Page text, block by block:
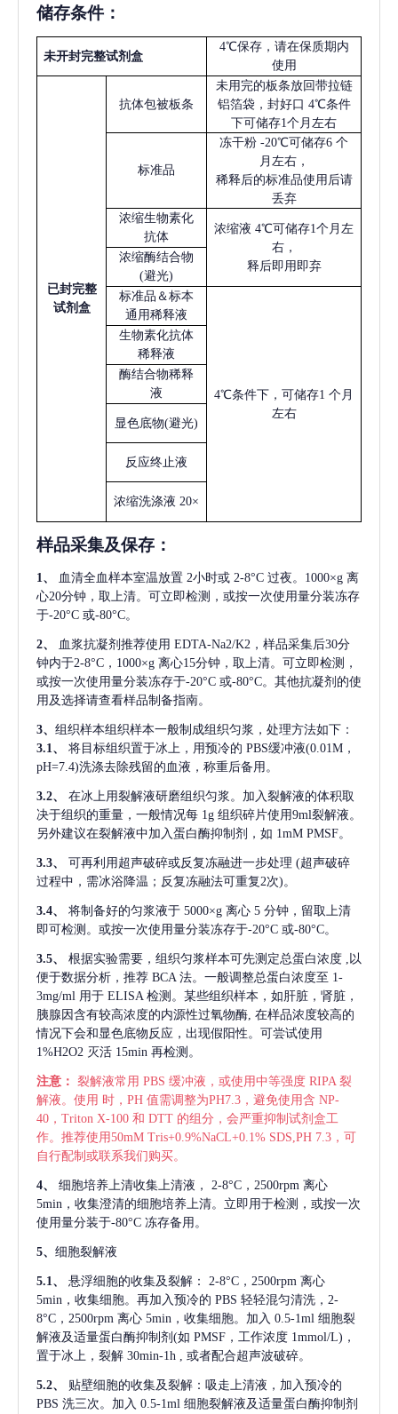
储存条件：
未开封完整试剂盒
4℃保存，请在保质期内
使用
已封完整
试剂盒
抗体包被板条
未用完的板条放回带拉链
铝箔袋，封好口 4℃条件
下可储存1个月左右
标准品
冻干粉 -20℃可储存6 个
月左右，
稀释后的标准品使用后请
丢弃
浓缩生物素化
抗体
浓缩液 4℃可储存1个月左
右，
释后即用即弃
浓缩酶结合物
(避光)
标准品＆标本
通用稀释液
4℃条件下，可储存1 个月
左右
生物素化抗体
稀释液
酶结合物稀释
液
显色底物(避光)
反应终止液
浓缩洗涤液 20×
样品采集及保存 ：
1、 血清全血样本室温放置 2小时或 2-8°C 过夜。1000×g 离
心20分钟，取上清。可立即检测，或按一次使用量分装冻存
于-20°C 或-80°C。
2、 血浆抗凝剂推荐使用 EDTA-Na2/K2，样品采集后30分
钟内于2-8°C，1000×g 离心15分钟，取上清。可立即检测，
或按一次使用量分装冻存于-20°C 或-80°C。其他抗凝剂的使
用及选择请查看样品制备指南。
3、 组织样本组织样本一般制成组织匀浆，处理方法如下：
3.1、
将目标组织置于冰上，用预冷的 PBS缓冲液(0.01M，
pH=7.4)洗涤去除残留的血液，称重后备用。
3.2、
在冰上用裂解液研磨组织匀浆。加入裂解液的体积取
决于组织的重量，一般情况每 1g 组织碎片使用9ml裂解液。
另外建议在裂解液中加入蛋白酶抑制剂，如 1mM PMSF。
3.3、 可再利用超声破碎或反复冻融进一步处理 (超声破碎
过程中，需冰浴降温；反复冻融法可重复2次)。
3.4、 将制备好的匀浆液于 5000×g 离心 5 分钟，留取上清
即可检测。或按一次使用量分装冻存于-20°C 或-80°C。
3.5、 根据实验需要，组织匀浆样本可先测定总蛋白浓度 ,以
便于数据分析，推荐 BCA 法。一般调整总蛋白浓度至 1-
3mg/ml 用于 ELISA 检测。某些组织样本，如肝脏，肾脏，
胰腺因含有较高浓度的内源性过氧物酶, 在样品浓度较高的
情况下会和显色底物反应，出现假阳性。可尝试使用
1%H2O2 灭活 15min 再检测。
注意： 裂解液常用 PBS 缓冲液，或使用中等强度 RIPA 裂
解液。使用 时，PH 值需调整为PH7.3，避免使用含 NP-
40，Triton X-100 和 DTT 的组分，会严重抑制试剂盒工
作。推荐使用50mM Tris+0.9%NaCL+0.1% SDS,PH 7.3，可
自行配制或联系我们购买。
4、 细胞培养上清收集上清液，
2-8°C，2500rpm 离心
5min，收集澄清的细胞培养上清。立即用于检测，或按一次
使用量分装于-80°C 冻存备用。
5、 细胞裂解液
5.1、 悬浮细胞的收集及裂解：
2-8°C，2500rpm 离心
5min，收集细胞。再加入预冷的 PBS 轻轻混匀清洗，2-
8°C，2500rpm 离心 5min，收集细胞。加入 0.5-1ml 细胞裂
解液及适量蛋白酶抑制剂(如 PMSF，工作浓度 1mmol/L)，
置于冰上，裂解 30min-1h , 或者配合超声波破碎。
5.2、
贴壁细胞的收集及裂解：吸走上清液，加入预冷的
PBS 洗三次。加入 0.5-1ml 细胞裂解液及适量蛋白酶抑制剂